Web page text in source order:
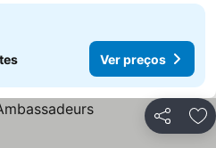
Ver preços
Partilhar